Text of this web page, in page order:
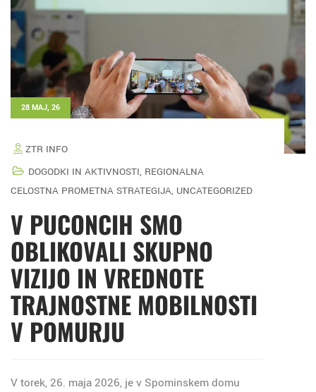
28 MAJ, 26
ZTR INFO
DOGODKI IN AKTIVNOSTI, REGIONALNA
CELOSTNA PROMETNA STRATEGIJA, UNCATEGORIZED
V PUCONCIH SMO
OBLIKOVALI SKUPNO
VIZIJO IN VREDNOTE
TRAJNOSTNE MOBILNOSTI
V POMURJU
V torek, 26. maja 2026, je v Spominskem domu